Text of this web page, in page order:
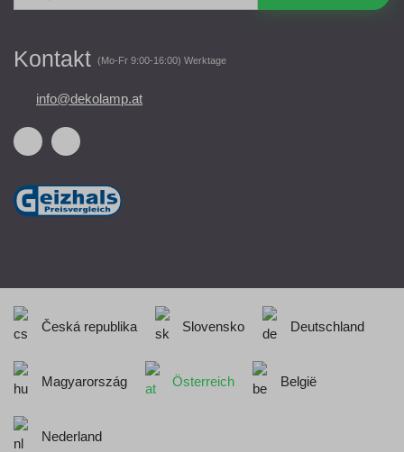
Kontakt (Mo-Fr 9:00-16:00) Werktage
info@dekolamp.at
Česká republika Slovensko Deutschland
Magyarország Österreich België
Nederland